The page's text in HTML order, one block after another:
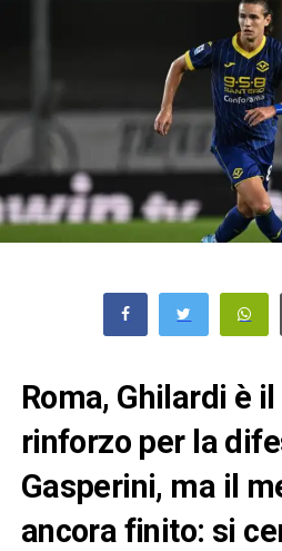
Roma, Ghilardi è
rinforzo per la
Gasperini, ma il
ancora finito: si